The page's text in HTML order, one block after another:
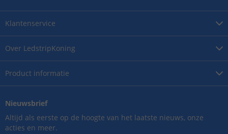
Over LedstripKoning
Product informatie
Klantenservice
Nieuwsbrief
Altijd als eerste op de hoogte van het laatste nieuws, onze
acties en meer.